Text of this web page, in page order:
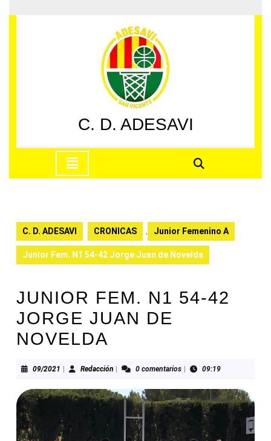
al
C. D. ADESAVI
apertura
C. D. ADESAVI CRONICAS , Junior Femenino A
Junior Fem. N1 54-42 Jorge Juan de Novelda
JUNIOR FEM. N1 54-42
JORGE JUAN DE
NOVELDA
09/2021 09/2021RedacciónRedacción0 comentarios 09:19